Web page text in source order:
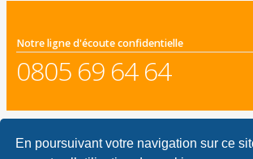
En poursuivant votre navigation sur ce
Notre ligne d'écoute confidentielle
0805 69 64 64
Accueil du forum Nous